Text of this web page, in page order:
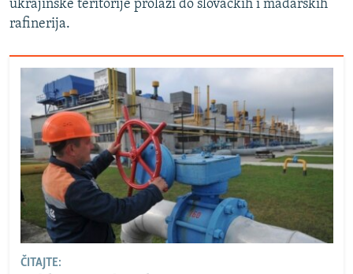
ukrajinske teritorije prolazi do slovačkih i mađarskih
rafinerija.
ČITAJTE: